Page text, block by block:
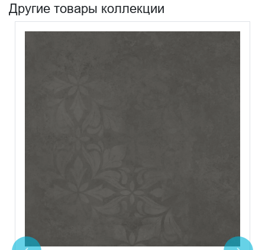
Другие товары коллекции